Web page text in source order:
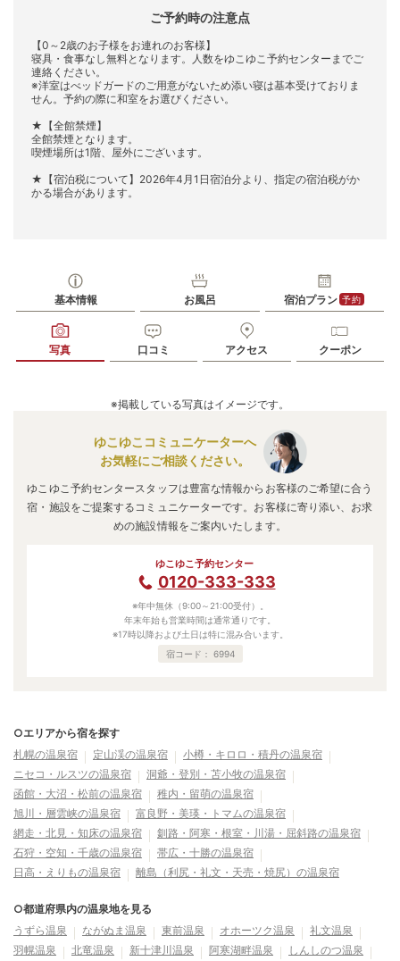
ご予約時の注意点
【0～2歳のお子様をお連れのお客様】
寝具・食事なし無料となります。人数をゆこゆこ予約センターまでご
連絡ください。
※洋室はべッドガードのご用意がないため添い寝は基本受けておりま
せん。予約の際に和室をお選びください。
★【全館禁煙】
全館禁煙となります。
喫煙場所は1階、屋外にございます。
★【宿泊税について】2026年4月1日宿泊分より、指定の宿泊税がか
かる場合があります。
基本情報 お風呂 宿泊プラン 予約
写真 口コミ アクセス クーポン
※掲載している写真はイメージです。
ゆこゆこコミュニケーターへ
お気軽にご相談ください。
ゆこゆこ予約センタースタッフは豊富な情報からお客様のご希望に合う
宿・施設をご提案するコミュニケーターです。お客様に寄り添い、お求
めの施設情報をご案内いたします。
ゆこゆこ予約センター
0120-333-333
※年中無休（9:00～21:00受付）。
年末年始も営業時間は通常通りです。
※17時以降および土日は特に混み合います。
宿コード： 6994
○エリアから宿を探す
札幌の温泉宿
定山渓の温泉宿
小樽・キロロ・積丹の温泉宿
ニセコ・ルスツの温泉宿
洞爺・登別・苫小牧の温泉宿
函館・大沼・松前の温泉宿
稚内・留萌の温泉宿
旭川・層雲峡の温泉宿
富良野・美瑛・トマムの温泉宿
網走・北見・知床の温泉宿
釧路・阿寒・根室・川湯・屈斜路の温泉宿
石狩・空知・千歳の温泉宿
帯広・十勝の温泉宿
日高・えりもの温泉宿
離島（利尻・礼文・天売・焼尻）の温泉宿
○都道府県内の温泉地を見る
うずら温泉
ながぬま温泉 東前温泉 オホーツク温泉
礼文温泉
羽幌温泉
北竜温泉 新十津川温泉 阿寒湖畔温泉
しんしのつ温泉